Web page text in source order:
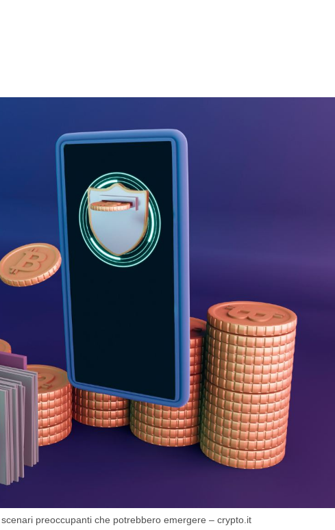
preoccupanti che potrebbero emergere – crypto.it